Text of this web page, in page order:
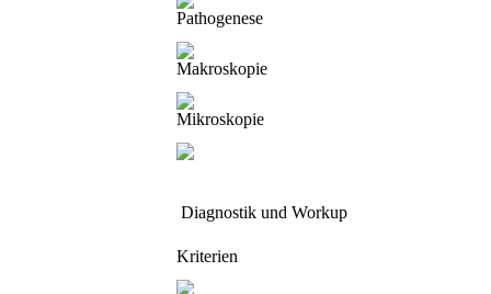
Pathogenese
Makroskopie
Mikroskopie
Diagnostik und Workup
Kriterien